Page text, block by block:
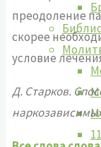
преодоление
скорее
условие
Д. Старков.